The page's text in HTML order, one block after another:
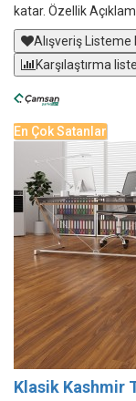
katar. Özellik
Alışveriş Listeme
Karşılaştırma
En Çok Satanlar
Klasik Kashmir